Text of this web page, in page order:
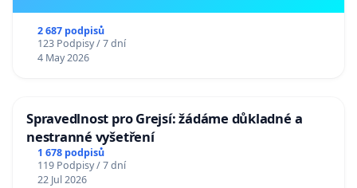
2 687 podpisů
123 Podpisy / 7 dní
4 May 2026
Spravedlnost pro Grejsí: žádáme důkladné a
nestranné vyšetření
1 678 podpisů
119 Podpisy / 7 dní
22 Jul 2026